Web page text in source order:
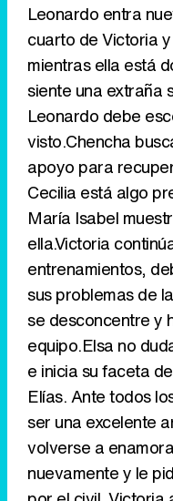
Leonardo entra
cuarto de Victoria
mientras ella está
siente una extraña
Leonardo debe
visto.Chencha
apoyo para
Cecilia está algo
María Isabel
ella.Victoria
entrenamientos,
sus problemas de
se desconcentre y
equipo.Elsa no
e inicia su faceta
Elías. Ante todos
ser una excelente
volverse a
nuevamente y le